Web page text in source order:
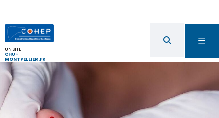
UN SITE
CHU-
MONTPELLIER.FR